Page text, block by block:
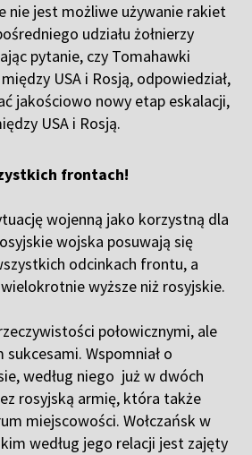
nie jest możliwe używanie rakiet
udziału żołnierzy
pytanie, czy Tomahawki
USA i Rosją, odpowiedział,
jakościowo nowy etap eskalacji,
USA i Rosją.
frontach!
wojenną jako korzystną dla
wojska posuwają się
odcinkach frontu, a
wyższe niż rosyjskie.
połowicznymi, ale
Wspomniał o
według niego już w dwóch
rosyjską armię, która także
miejscowości. Wołczańsk w
według jego relacji jest zajęty